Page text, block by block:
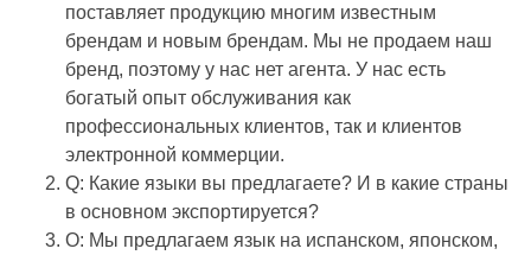
поставляет продукцию многим известным
брендам и новым брендам. Мы не продаем наш
бренд, поэтому у нас нет агента. У нас есть
богатый опыт обслуживания как
профессиональных клиентов, так и клиентов
электронной коммерции.
Q: Какие языки вы предлагаете? И в какие страны
в основном экспортируется?
О: Мы предлагаем язык на испанском, японском,